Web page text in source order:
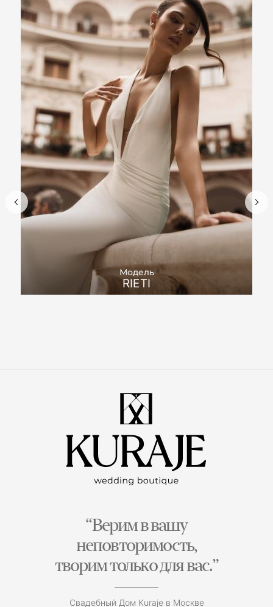
Модель
RIETI
“Верим в вашу
неповторимость,
творим только для вас.”
Свадебный Дом Kuraje в Москве